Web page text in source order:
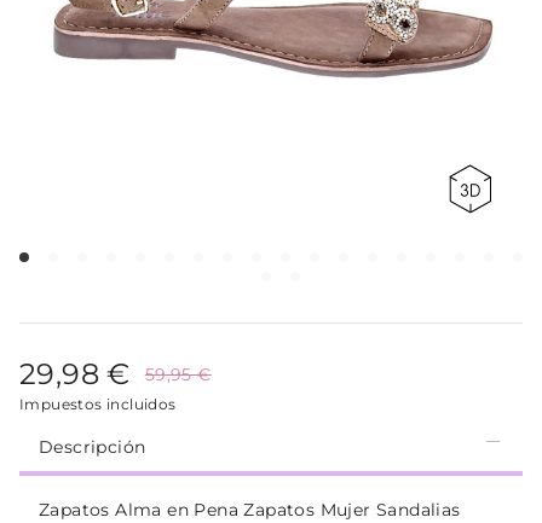
29,98 € 59,95 €
Impuestos incluidos
Descripción
Zapatos Alma en Pena Zapatos Mujer Sandalias